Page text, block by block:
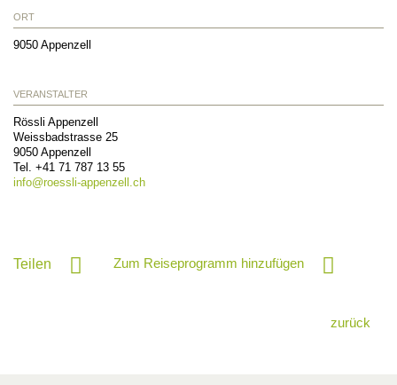
ORT
9050 Appenzell
VERANSTALTER
Rössli Appenzell
Weissbadstrasse 25
9050 Appenzell
Tel. +41 71 787 13 55
info@roessli-appenzell.ch
Teilen Zum Reiseprogramm hinzufügen
zurück